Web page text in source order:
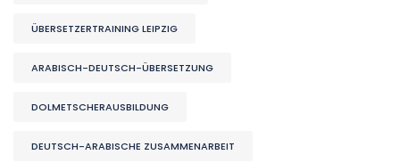
ÜBERSETZERTRAINING LEIPZIG
ARABISCH-DEUTSCH-ÜBERSETZUNG
DOLMETSCHERAUSBILDUNG
DEUTSCH-ARABISCHE ZUSAMMENARBEIT